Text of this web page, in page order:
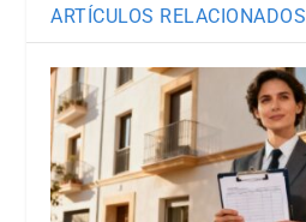
ARTÍCULOS RELACIONADOS